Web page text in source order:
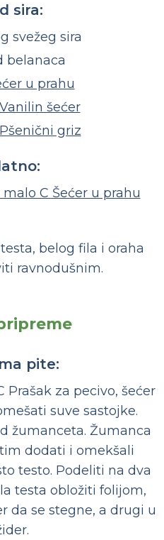
sira:
svežeg sira
belanaca
u prahu
šećer
griz
C Šećer u prahu
belog fila i oraha
ravnodušnim.
pite:
Prašak za pecivo, šećer
suve sastojke.
žumanceta. Žumanca
dodati i omekšali
testo. Podeliti na dva
testa obložiti folijom,
da se stegne, a drugi u